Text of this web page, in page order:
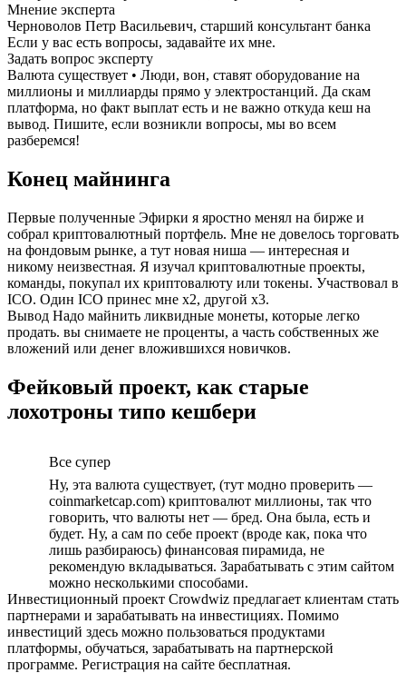
Мнение эксперта
Черноволов Петр Васильевич, старший консультант банка
Если у вас есть вопросы, задавайте их мне.
Задать вопрос эксперту
Валюта существует • Люди, вон, ставят оборудование на
миллионы и миллиарды прямо у электростанций. Да скам
платформа, но факт выплат есть и не важно откуда кеш на
вывод. Пишите, если возникли вопросы, мы во всем
разберемся!
Конец майнинга
Первые полученные Эфирки я яростно менял на бирже и
собрал криптовалютный портфель. Мне не довелось торговать
на фондовым рынке, а тут новая ниша — интересная и
никому неизвестная. Я изучал криптовалютные проекты,
команды, покупал их криптовалюту или токены. Участвовал в
ICO. Один ICO принес мне x2, другой x3.
Вывод Надо майнить ликвидные монеты, которые легко
продать. вы снимаете не проценты, а часть собственных же
вложений или денег вложившихся новичков.
Фейковый проект, как старые
лохотроны типо кешбери
Все супер
Ну, эта валюта существует, (тут модно проверить —
coinmarketcap.com) криптовалют миллионы, так что
говорить, что валюты нет — бред. Она была, есть и
будет. Ну, а сам по себе проект (вроде как, пока что
лишь разбираюсь) финансовая пирамида, не
рекомендую вкладываться. Зарабатывать с этим сайтом
можно несколькими способами.
Инвестиционный проект Crowdwiz предлагает клиентам стать
партнерами и зарабатывать на инвестициях. Помимо
инвестиций здесь можно пользоваться продуктами
платформы, обучаться, зарабатывать на партнерской
программе. Регистрация на сайте бесплатная.